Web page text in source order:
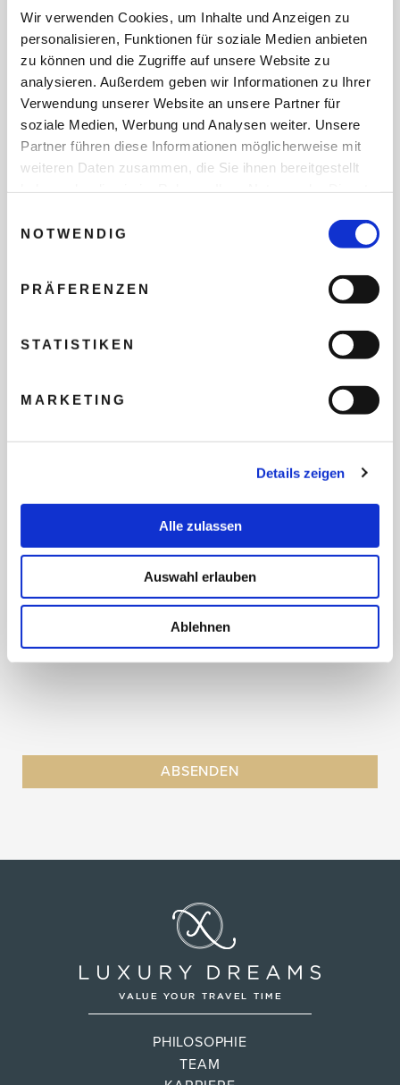
Wir verwenden Cookies, um Inhalte und Anzeigen zu
personalisieren, Funktionen für soziale Medien anbieten
zu können und die Zugriffe auf unsere Website zu
analysieren. Außerdem geben wir Informationen zu Ihrer
Verwendung unserer Website an unsere Partner für
soziale Medien, Werbung und Analysen weiter. Unsere
Partner führen diese Informationen möglicherweise mit
weiteren Daten zusammen, die Sie ihnen bereitgestellt
NOTWENDIG
PRÄFERENZEN
STATISTIKEN
MARKETING
Details zeigen
Alle zulassen
Auswahl erlauben
Ablehnen
REISEZEITRAUM
ANZAHL ERWACHSENE
TEILNEHMER
FLUG GEWÜNSCHT
PRÄFERIERTER ABFLUGHAFEN
FRAGEN UND WÜNSCHE
PHILOSOPHIE
TEAM